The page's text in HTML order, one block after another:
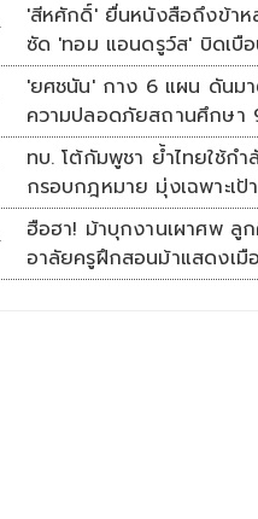
'สีหศักดิ์' ยื่นหนังสือถึงข้าห
ซัด 'ทอม แอนดรูว์ส' บิดเบื
แสวงหาผลประโยชน์ทางกา
'ยศชนัน' กาง 6 แผน ดันม
ความปลอดภัยสถานศึกษา
ป้องกันก่อเหตุรุนแรง
ทบ. โต้กัมพูชา ย้ำไทยใช้กำ
กรอบกฎหมาย มุ่งเฉพาะเป้
ทหาร
ฮือฮา! ม้าบุกงานเผาศพ ลู
อาลัยครูฝึกสอนม้าแสดงเมื